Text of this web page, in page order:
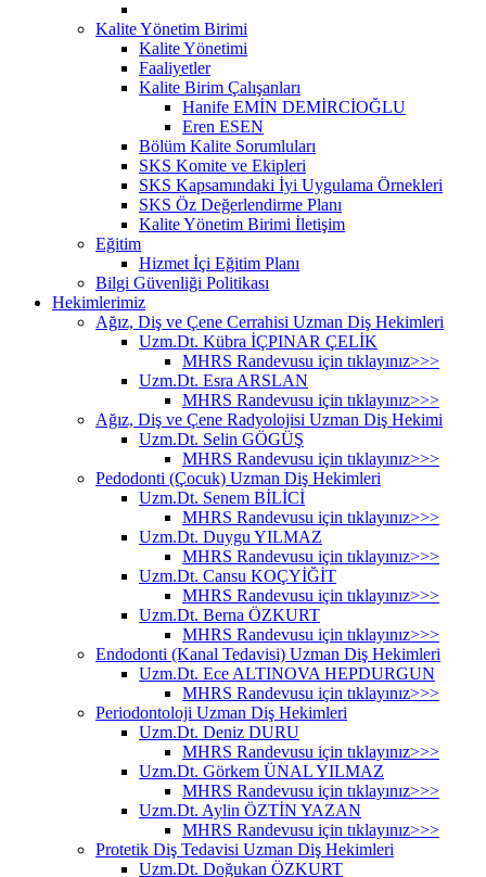
Kalite Yönetim Birimi
Kalite Yönetimi
Faaliyetler
Kalite Birim Çalışanları
Hanife EMİN DEMİRCİOĞLU
Eren ESEN
Bölüm Kalite Sorumluları
SKS Komite ve Ekipleri
SKS Kapsamındaki İyi Uygulama Örnekleri
SKS Öz Değerlendirme Planı
Kalite Yönetim Birimi İletişim
Eğitim
Hizmet İçi Eğitim Planı
Bilgi Güvenliği Politikası
Hekimlerimiz
Ağız, Diş ve Çene Cerrahisi Uzman Diş Hekimleri
Uzm.Dt. Kübra İÇPINAR ÇELİK
MHRS Randevusu için tıklayınız>>>
Uzm.Dt. Esra ARSLAN
MHRS Randevusu için tıklayınız>>>
Ağız, Diş ve Çene Radyolojisi Uzman Diş Hekimi
Uzm.Dt. Selin GÖGÜŞ
MHRS Randevusu için tıklayınız>>>
Pedodonti (Çocuk) Uzman Diş Hekimleri
Uzm.Dt. Senem BİLİCİ
MHRS Randevusu için tıklayınız>>>
Uzm.Dt. Duygu YILMAZ
MHRS Randevusu için tıklayınız>>>
Uzm.Dt. Cansu KOÇYİĞİT
MHRS Randevusu için tıklayınız>>>
Uzm.Dt. Berna ÖZKURT
MHRS Randevusu için tıklayınız>>>
Endodonti (Kanal Tedavisi) Uzman Diş Hekimleri
Uzm.Dt. Ece ALTINOVA HEPDURGUN
MHRS Randevusu için tıklayınız>>>
Periodontoloji Uzman Diş Hekimleri
Uzm.Dt. Deniz DURU
MHRS Randevusu için tıklayınız>>>
Uzm.Dt. Görkem ÜNAL YILMAZ
MHRS Randevusu için tıklayınız>>>
Uzm.Dt. Aylin ÖZTİN YAZAN
MHRS Randevusu için tıklayınız>>>
Protetik Diş Tedavisi Uzman Diş Hekimleri
Uzm.Dt. Doğukan ÖZKURT